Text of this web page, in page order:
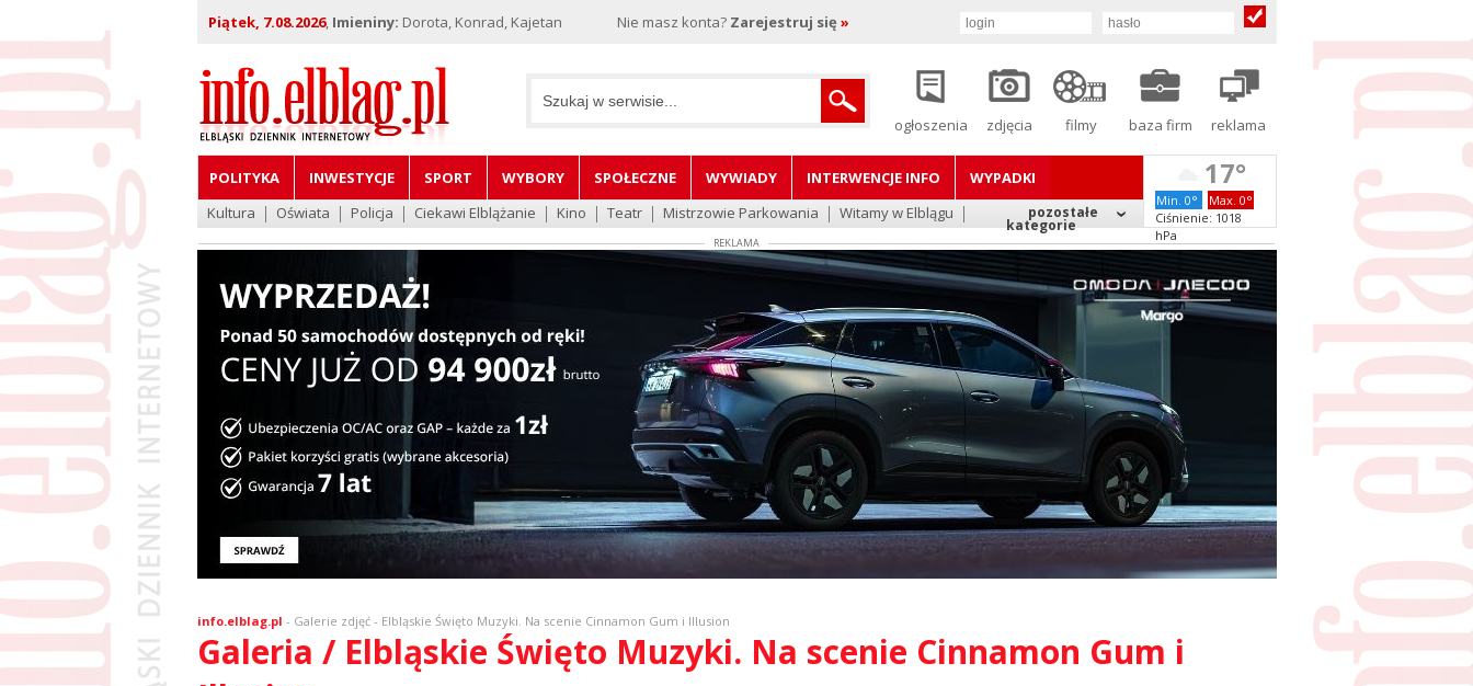
Piątek, 7.08.2026, Imieniny: Dorota, Konrad, Kajetan Nie masz konta? Zarejestruj się »
ogłoszenia zdjęcia filmy baza firm reklama
POLITYKA INWESTYCJE SPORT WYBORY SPOŁECZNE WYWIADY INTERWENCJE INFO
WYPADKI
Kultura
Oświata Policja Ciekawi Elblążanie Kino Teatr Mistrzowie Parkowania Witamy w Elblągu pozostałe
kategorie
17°
Min. 0°
Max. 0°
Ciśnienie: 1018
hPa
REKLAMA
info.elblag.pl - Galerie zdjęć- Elbląskie Święto Muzyki. Na scenie Cinnamon Gum i Illusion
Galeria / Elbląskie Święto Muzyki. Na scenie Cinnamon Gum i